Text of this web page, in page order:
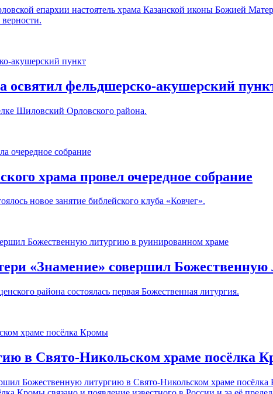
епархии настоятель храма Казанской иконы Божией
освятил фельдшерско-акушерский
Шиловский Орловского района.
храма провел очередное собрание
новое занятие библейского клуба «Ковчег».
«Знамение» совершил
района состоялась первая Божественная литургия.
в Свято-Никольском храме посёлка
Божественную литургию в Свято-Никольском храме